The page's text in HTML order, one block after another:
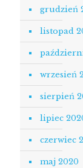
grudzień
listopad
wrzesień
sierpień
lipiec
czerwiec
maj 2020